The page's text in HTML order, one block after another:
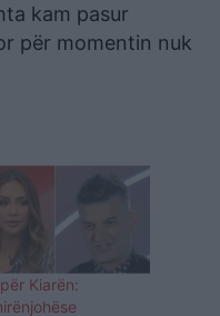
kam pasur
për momentin nuk
Kiarën: